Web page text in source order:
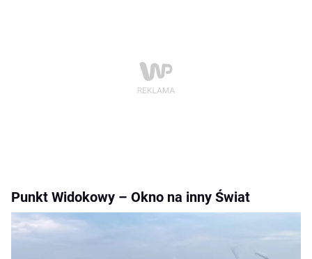
Punkt Widokowy – Okno na inny Świat